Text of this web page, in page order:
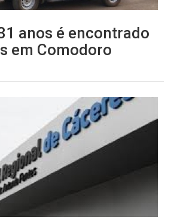
anos é encontrado
em Comodoro